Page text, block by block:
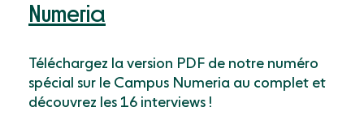
Numeria
Téléchargez la version PDF de notre numéro
spécial sur le Campus Numeria au complet et
découvrez les 16 interviews !